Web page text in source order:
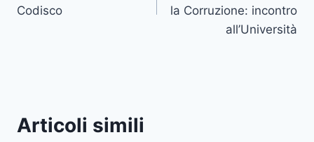
Codisco
la Corruzione: incontro
all’Università
Articoli simili